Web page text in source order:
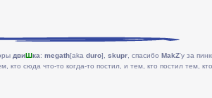
двиШка: megath[aka duro], skupr , спасибо MakZ'у за
кто сюда что-то когда-то постил, и тем, кто постил тем,